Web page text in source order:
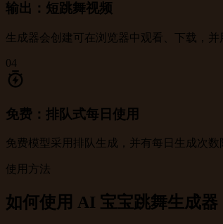
输出：短跳舞视频
生成器会创建可在浏览器中观看、下载，并
04
免费：排队式每日使用
免费模型采用排队生成，并有每日生成次
使用方法
如何使用 AI 宝宝跳舞生成器